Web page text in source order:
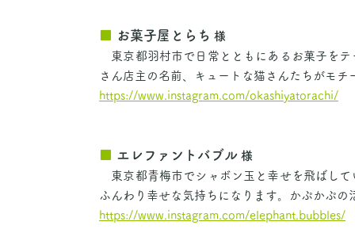
■ お菓子屋とらち 様
東京都羽村市で日常とともにあるお菓子を
さん店主の名前、キュートな猫さんたちがモ
https://www.instagram.com/okashiyatorachi/
■ エレファントバブル 様
東京都青梅市でシャボン玉と幸せを飛ばし
ふんわり幸せな気持ちになります。かぷかぷ
https://www.instagram.com/elephant.bubbles/